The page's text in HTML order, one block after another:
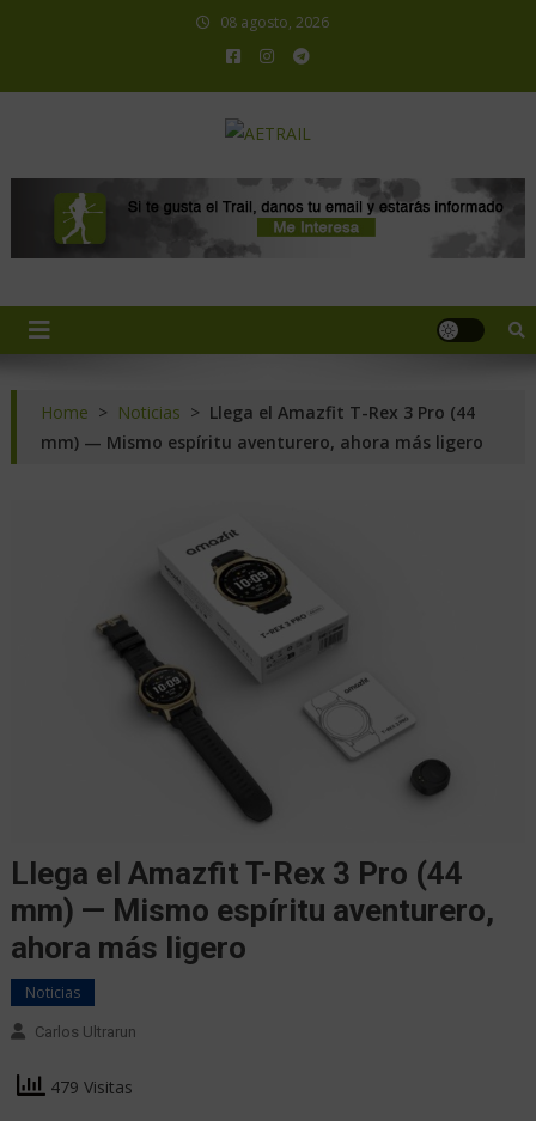
08 agosto, 2026
Home > Noticias > Llega el Amazfit T-Rex 3 Pro (44
mm) — Mismo espíritu aventurero, ahora más ligero
Llega el Amazfit T-Rex 3 Pro (44
mm) — Mismo espíritu aventurero,
ahora más ligero
Noticias
Carlos Ultrarun
479 Visitas